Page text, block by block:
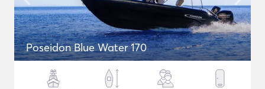
Poseidon Blue Water 170